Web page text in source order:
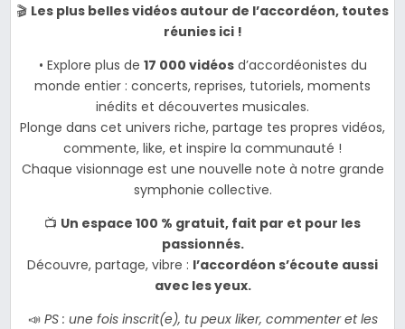
🎬 Les plus belles vidéos autour de l’accordéon, toutes
réunies ici !
• Explore plus de 17 000 vidéosd’accordéonistes du
monde entier : concerts, reprises, tutoriels, moments
inédits et découvertes musicales.
Plonge dans cet univers riche, partage tes propres vidéos,
commente, like, et inspire la communauté !
Chaque visionnage est une nouvelle note à notre grande
symphonie collective.
📺 Un espace 100 % gratuit, fait par et pour les
passionnés.
Découvre, partage, vibre : l’accordéon s’écoute aussi
avec les yeux.
📣 PS : une fois inscrit(e), tu peux liker, commenter et les